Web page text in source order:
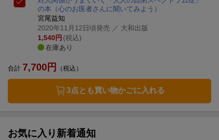
の本 （心のお医者さんに聞いてみよう）
宮尾益知
2020年11月12日頃発売 ／ 大和出版
1,540円 (税込)
在庫あり
合計 7,700円 （税込）
3点とも買い物かごに入れる
お気に入り新着通知